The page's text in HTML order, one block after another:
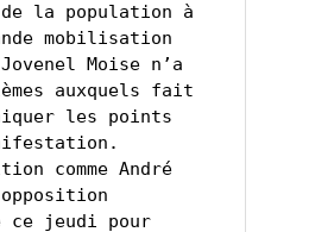
la population à
mobilisation
Moise n’a
auxquels fait
les points
ce jeudi pour